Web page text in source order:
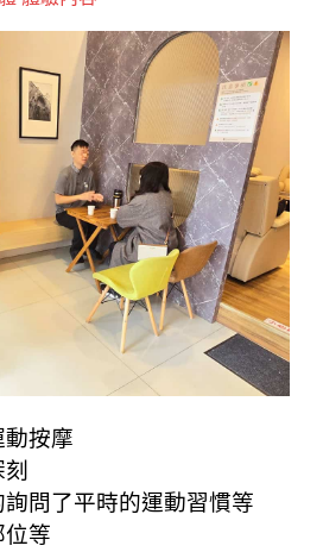
按摩
問了平時的運動習慣等
位等